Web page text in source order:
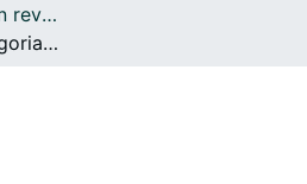
Com publicar
Articles publicats en revistes (Filologia Catalana i Lingüística General)
La percepción categorial de /b-p/ en español basada en las diferencias de duración